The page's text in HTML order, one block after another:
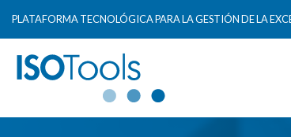
PLATAFORMA TECNOLÓGICA PARA LA GESTIÓN DE LA